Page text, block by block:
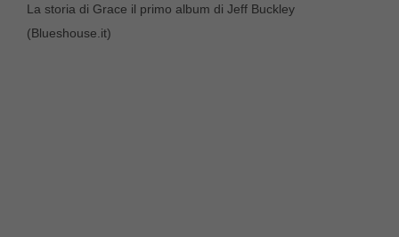
La storia di Grace il primo album di Jeff Buckley
(Blueshouse.it)